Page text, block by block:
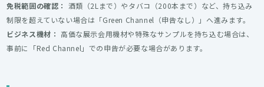
免税範囲の確認： 酒類（2Lまで）やタバコ（200本まで）など、持ち込み
制限を超えていない場合は「Green Channel（申告なし）」へ進みます。
ビジネス機材： 高価な展示会用機材や特殊なサンプルを持ち込む場合は、
事前に「Red Channel」での申告が必要な場合があります。